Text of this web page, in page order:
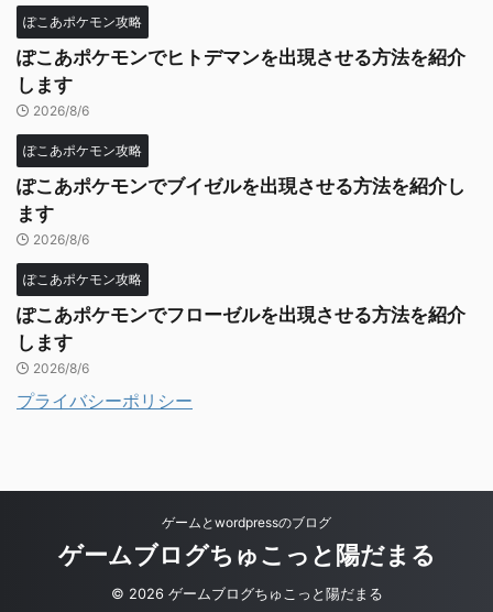
ぽこあポケモン攻略
ぽこあポケモンでヒトデマンを出現させる方法を紹介
します
2026/8/6
ぽこあポケモン攻略
ぽこあポケモンでブイゼルを出現させる方法を紹介し
ます
2026/8/6
ぽこあポケモン攻略
ぽこあポケモンでフローゼルを出現させる方法を紹介
します
2026/8/6
プライバシーポリシー
ゲームとwordpressのブログ
ゲームブログちゅこっと陽だまる
© 2026 ゲームブログちゅこっと陽だまる